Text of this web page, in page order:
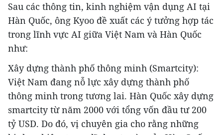
Sau các thông tin, kinh nghiệm vận dụng AI tại
Hàn Quốc, ông Kyoo đề xuất các ý tưởng hợp tác
trong lĩnh vực AI giữa Việt Nam và Hàn Quốc
như:
Xây dựng thành phố thông minh (Smartcity):
Việt Nam đang nỗ lực xây dựng thành phố
thông minh trong tương lai. Hàn Quốc xây dựng
smartcity từ năm 2000 với tổng vốn đầu tư 200
tỷ USD. Do đó, vị chuyên gia cho rằng những